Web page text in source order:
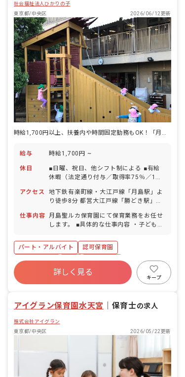
社会福祉法人ひかりの子
東京都/中央区
2026/06/12更新
時給1,700円以上、扶養内や時間固定勤務もOK！「月島駅」徒歩8分
給与 時給1,700円 ~
休日
■日曜、祝日、他シフト制による ■有給
休暇（法定通り付与／取得率75％／1時
休暇（6日間） ■慶弔休暇 ■介護・看護
休暇
アクセス
地下鉄有楽町線・大江戸線「月島駅」よ
り徒歩8分 都営大江戸線「勝どき駅」よ
局やコンビニ、飲食店などが揃っていま
す。住宅街の中にあり落ち着いた雰囲気
んこ遊びや緑に触れる体験がたくさんで
きます。お散歩で行ける距離に公園もあ
り、周囲は自然がいっぱいです！
仕事内容
月島聖ルカ保育園にて保育業務をお任せ
します。 ■具体的な仕事内容 ・子どもの
パート・アルバイト
認可保育園
社会保険完備
有給
残業少なめ
社会福祉法人
正社員登用
未経験歓迎
詳しく見る
キープ
アイグラン保育園水天宮 保育士の求人
株式会社アイグラン
東京都/中央区
2026/05/22更新